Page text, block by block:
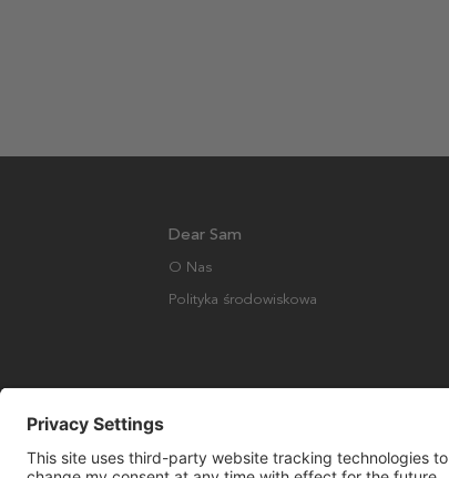
Dear Sam
O Nas
Polityka środowiskowa